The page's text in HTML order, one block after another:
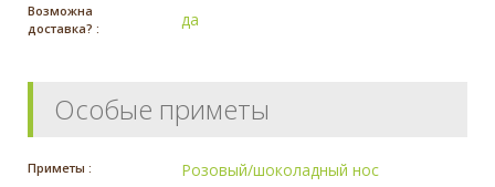
Возможна
доставка? :
да
Особые приметы
Приметы : Розовый/шоколадный нос